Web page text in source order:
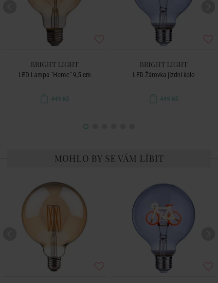
BRIGHT LIGHT
LED Lampa "Home" 9,5 cm
449 Kč
BRIGHT LIGHT
LED Žárovka jízdní kolo
499 Kč
MOHLO BY SE VÁM LÍBIT